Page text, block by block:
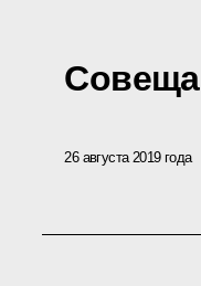
26 августа 2019 года